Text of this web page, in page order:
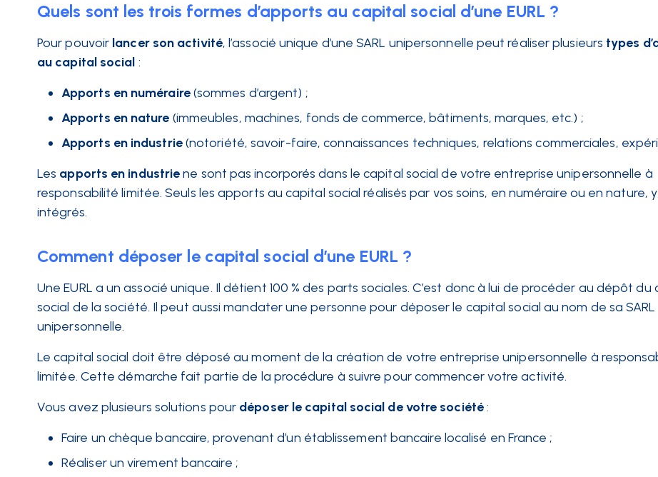
Quels sont les trois formes d’apports au capital social d’une EURL ?
Pour pouvoir lancer son activité, l’associé unique d’une SARL unipersonnelle peut réaliser plusieurs types
au capital social :
Apports en numéraire(sommes d’argent) ;
Apports en nature (immeubles, machines, fonds de commerce, bâtiments, marques, etc.) ;
Apports en industrie(notoriété, savoir-faire, connaissances techniques, relations commerciales,
Les apports en industriene sont pas incorporés dans le capital social de votre entreprise unipersonnelle à
responsabilité limitée. Seuls les apports au capital social réalisés par vos soins, en numéraire ou en nature,
intégrés.
Comment déposer le capital social d’une EURL ?
Une EURL a un associé unique. Il détient 100 % des parts sociales. C’est donc à lui de procéder au dépôt du
social de la société. Il peut aussi mandater une personne pour déposer le capital social au nom de sa SARL
unipersonnelle.
Le capital social doit être déposé au moment de la création de votre entreprise unipersonnelle à
limitée. Cette démarche fait partie de la procédure à suivre pour commencer votre activité.
Vous avez plusieurs solutions pour déposer le capital social de votre société:
Faire un chèque bancaire, provenant d’un établissement bancaire localisé en France ;
Réaliser un virement bancaire ;